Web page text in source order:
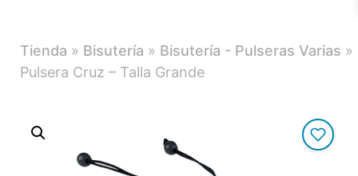
Tienda » Bisutería » Bisutería - Pulseras Varias »
Pulsera Cruz – Talla Grande